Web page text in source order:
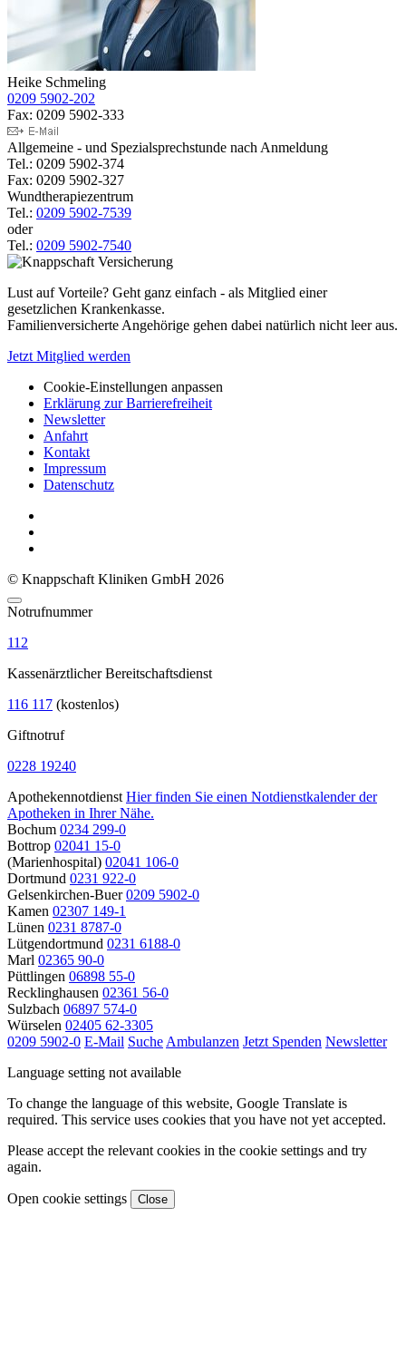
Heike Schmeling
0209 5902-202
Fax: 0209 5902-333
Allgemeine - und Spezialsprechstunde nach Anmeldung
Tel.: 0209 5902-374
Fax: 0209 5902-327
Wundtherapiezentrum
Tel.: 0209 5902-7539
oder
Tel.: 0209 5902-7540
Lust auf Vorteile? Geht ganz einfach - als Mitglied einer
gesetzlichen Krankenkasse.
Familienversicherte Angehörige gehen dabei natürlich nicht leer aus.
Jetzt Mitglied werden
Cookie-Einstellungen anpassen
Erklärung zur Barrierefreiheit
Newsletter
Anfahrt
Kontakt
Impressum
Datenschutz
© Knappschaft Kliniken GmbH 2026
Notrufnummer
112
Kassenärztlicher Bereitschaftsdienst
116 117 (kostenlos)
Giftnotruf
0228 19240
Apothekennotdienst Hier finden Sie einen Notdienstkalender der
Apotheken in Ihrer Nähe.
Bochum 0234 299-0
Bottrop 02041 15-0
(Marienhospital) 02041 106-0
Dortmund 0231 922-0
Gelsenkirchen-Buer 0209 5902-0
Kamen 02307 149-1
Lünen 0231 8787-0
Lütgendortmund 0231 6188-0
Marl 02365 90-0
Püttlingen 06898 55-0
Recklinghausen 02361 56-0
Sulzbach 06897 574-0
Würselen 02405 62-3305
0209 5902-0 E-Mail Suche Ambulanzen Jetzt Spenden Newsletter
Language setting not available
To change the language of this website, Google Translate is
required. This service uses cookies that you have not yet accepted.
Please accept the relevant cookies in the cookie settings and try
again.
Open cookie settings Close